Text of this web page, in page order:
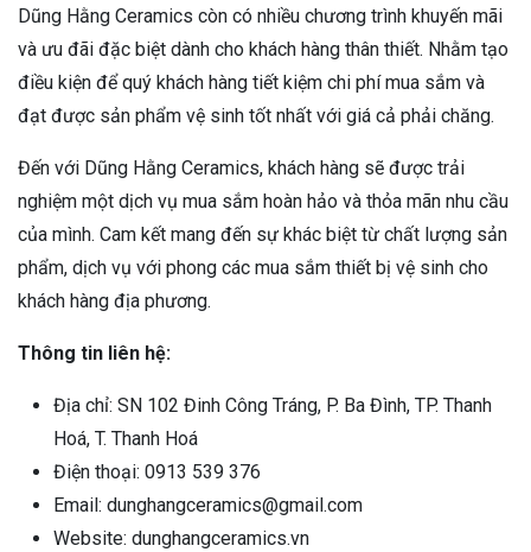
Dũng Hằng Ceramics còn có nhiều chương trình khuyến mãi
và ưu đãi đặc biệt dành cho khách hàng thân thiết. Nhằm tạo
điều kiện để quý khách hàng tiết kiệm chi phí mua sắm và
đạt được sản phẩm vệ sinh tốt nhất với giá cả phải chăng.
Đến với Dũng Hằng Ceramics, khách hàng sẽ được trải
nghiệm một dịch vụ mua sắm hoàn hảo và thỏa mãn nhu cầu
của mình. Cam kết mang đến sự khác biệt từ chất lượng sản
phẩm, dịch vụ với phong các mua sắm thiết bị vệ sinh cho
khách hàng địa phương.
Thông tin liên hệ:
Địa chỉ: SN 102 Đinh Công Tráng, P. Ba Đình, TP. Thanh
Hoá, T. Thanh Hoá
Điện thoại: 0913 539 376
Email: dunghangceramics@gmail.com
Website: dunghangceramics.vn